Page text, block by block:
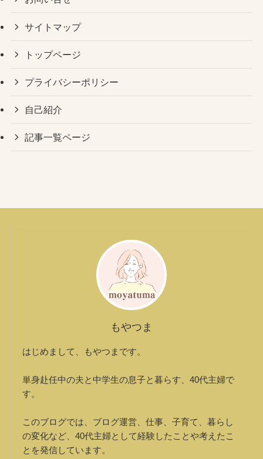
サイトマップ
トップページ
プライバシーポリシー
自己紹介
記事一覧ページ
もやつま
はじめまして、もやつまです。
単身赴任中の夫と中学生の息子と暮らす、40代主婦で
す。
このブログでは、ブログ運営、仕事、子育て、暮らし
の変化など、40代主婦として経験したことや考えたこ
とを発信しています。